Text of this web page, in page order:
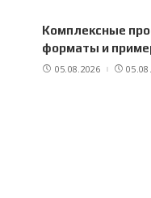
Комплексные
форматы и
05.08.2026